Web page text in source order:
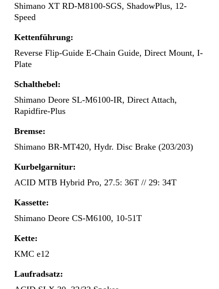
Shimano XT RD-M8100-SGS, ShadowPlus, 12-
Speed
Kettenführung:
Reverse Flip-Guide E-Chain Guide, Direct Mount, I-
Plate
Schalthebel:
Shimano Deore SL-M6100-IR, Direct Attach,
Rapidfire-Plus
Bremse:
Shimano BR-MT420, Hydr. Disc Brake (203/203)
Kurbelgarnitur:
ACID MTB Hybrid Pro, 27.5: 36T // 29: 34T
Kassette:
Shimano Deore CS-M6100, 10-51T
Kette:
KMC e12
Laufradsatz: